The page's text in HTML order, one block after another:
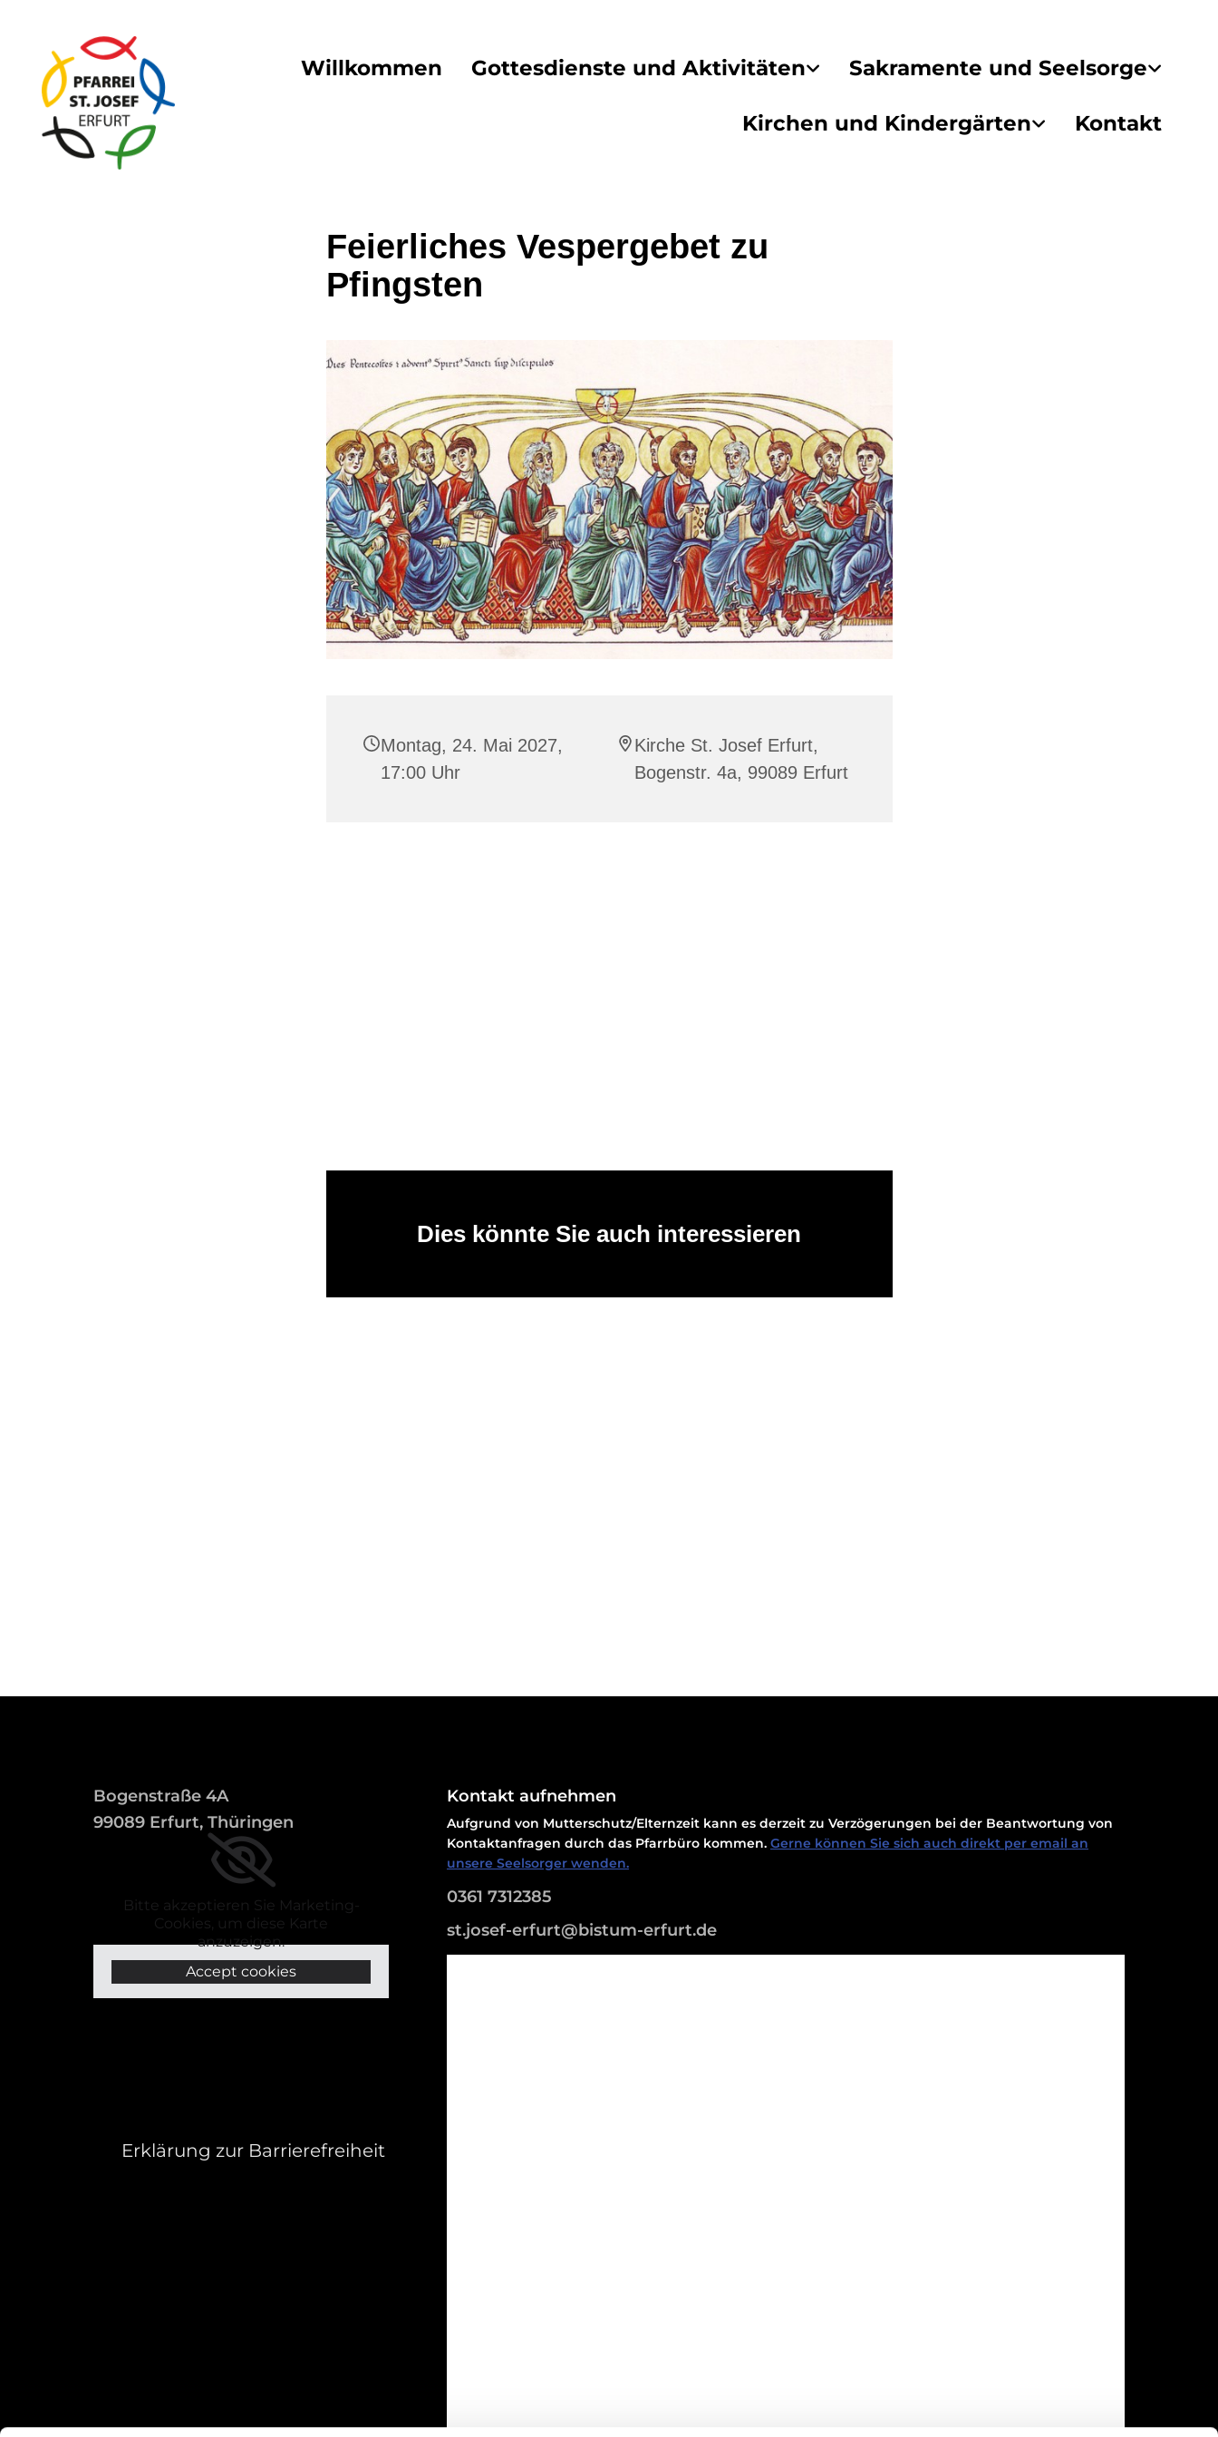
Willkommen Gottesdienste und Aktivitäten Sakramente und Seelsorge
Kirchen und Kindergärten Kontakt
Feierliches Vespergebet zu
Pfingsten
Montag, 24. Mai 2027,
17:00 Uhr
Kirche St. Josef Erfurt,
Bogenstr. 4a, 99089 Erfurt
Dies könnte Sie auch interessieren
Bogenstraße 4A
99089 Erfurt, Thüringen
Bitte akzeptieren Sie Marketing-
Cookies, um diese Karte
anzuzeigen.
Accept cookies
Erklärung zur Barrierefreiheit
Kontakt aufnehmen
Aufgrund von Mutterschutz/Elternzeit kann es derzeit zu Verzögerungen bei der Beantwortung von
Kontaktanfragen durch das Pfarrbüro kommen. Gerne können Sie sich auch direkt per email an
unsere Seelsorger wenden.
0361 7312385
st.josef-erfurt@bistum-erfurt.de